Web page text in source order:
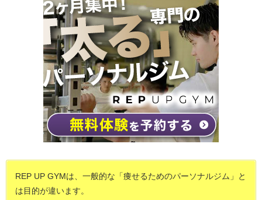
REP UP GYMは、一般的な「痩せるためのパーソナルジム」と
は目的が違います。